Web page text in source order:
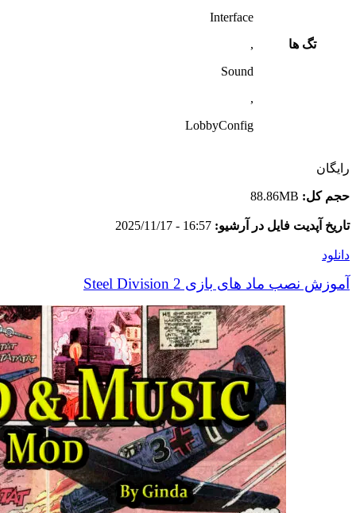
تگ ها
Interface
,
Sound
,
LobbyConfig
رایگان
حجم کل: 88.86MB
تاریخ آپدیت فایل در آرشیو: 16:57 - 2025/11/17
دانلود
آموزش نصب ماد های بازی Steel Division 2